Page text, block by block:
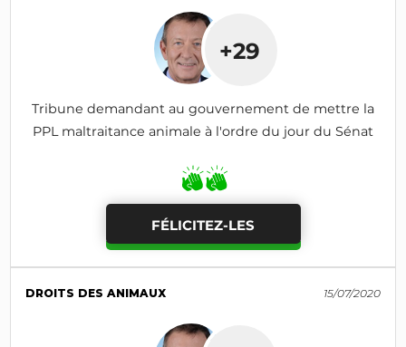
+29
Tribune demandant au gouvernement de mettre la
PPL maltraitance animale à l'ordre du jour du Sénat
FÉLICITEZ-LES
DROITS DES ANIMAUX 15/07/2020